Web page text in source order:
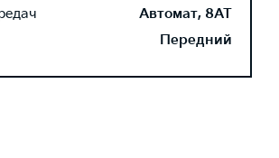
Автомат, 8AT
Передний